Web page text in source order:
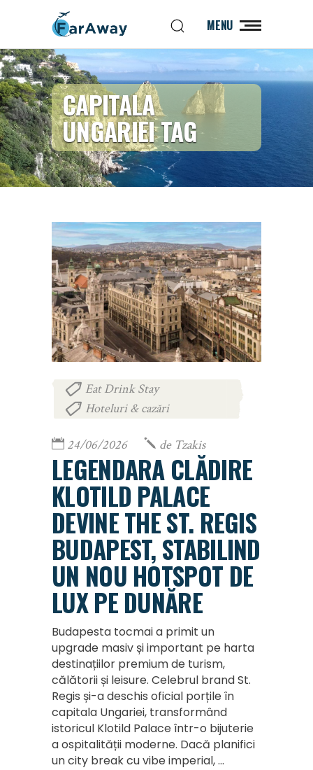
MENU
CAPITALA
UNGARIEI TAG
Eat Drink Stay
Hoteluri & cazări
24/06/2026 de Tzakis
LEGENDARA CLĂDIRE
KLOTILD PALACE
DEVINE THE ST. REGIS
BUDAPEST, STABILIND
UN NOU HOTSPOT DE
LUX PE DUNĂRE
Budapesta tocmai a primit un
upgrade masiv și important pe harta
destinațiilor premium de turism,
călătorii și leisure. Celebrul brand St.
Regis și-a deschis oficial porțile în
capitala Ungariei, transformând
istoricul Klotild Palace într-o bijuterie
a ospitalității moderne. Dacă planifici
un city break cu vibe imperial,